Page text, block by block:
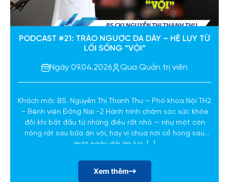
PODCAST #21: TRÀO NGƯỢC DẠ DÀY – HỆ LỤY TỪ
LỐI SỐNG “VỘI”
Ngày 09.04.2026 Qua Quản trị viên
Khách mời: BS. Nguyễn Thị Thanh Thu – Phó khoa Nội TH2
– Bệnh viện Đồng Nai -2 Hành trình chăm sóc sức khỏe
đôi khi bắt đầu từ những điều rất nhỏ — như một cơn
nóng rát sau bữa ăn vội, hay vị chua nơi cổ họng sau
một ngày dài áp lực. […]
Xem thêm